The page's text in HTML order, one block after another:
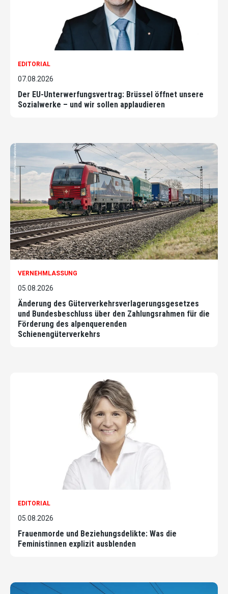
EDITORIAL
07.08.2026
Der EU-Unterwerfungsvertrag: Brüssel öffnet unsere
Sozialwerke – und wir sollen applaudieren
VERNEHMLASSUNG
05.08.2026
Änderung des Güterverkehrsverlagerungsgesetzes
und Bundesbeschluss über den Zahlungsrahmen für die
Förderung des alpenquerenden
Schienengüterverkehrs
EDITORIAL
05.08.2026
Frauenmorde und Beziehungsdelikte: Was die
Feministinnen explizit ausblenden